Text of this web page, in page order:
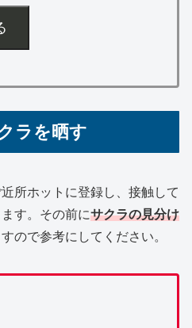
ラを晒す
所ホットに登録し、接触して
す。その前にサクラの見分け
ので参考にしてください。